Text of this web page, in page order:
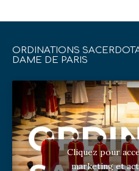
ORDINATIONS
DAME DE PARIS
Cliquez pour
marketing et